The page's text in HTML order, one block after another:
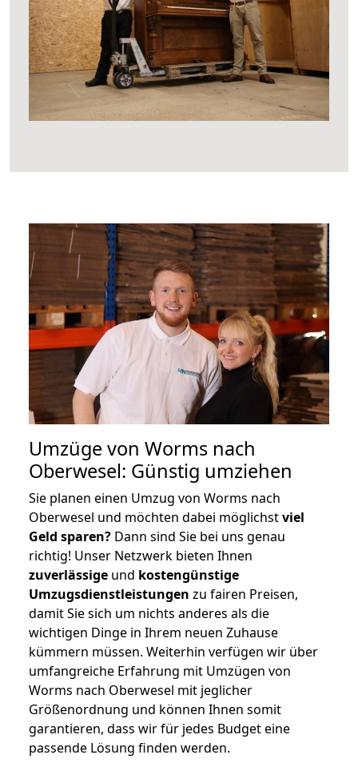
Umzüge von Worms nach
Oberwesel: Günstig umziehen
Sie planen einen Umzug von Worms nach
Oberwesel und möchten dabei möglichstviel
Geld sparen? Dann sind Sie bei uns genau
richtig! Unser Netzwerk bieten Ihnen
zuverlässige und kostengünstige
Umzugsdienstleistungen zu fairen Preisen,
damit Sie sich um nichts anderes als die
wichtigen Dinge in Ihrem neuen Zuhause
kümmern müssen. Weiterhin verfügen wir über
umfangreiche Erfahrung mit Umzügen von
Worms nach Oberwesel mit jeglicher
Größenordnung und können Ihnen somit
garantieren, dass wir für jedes Budget eine
passende Lösung finden werden.